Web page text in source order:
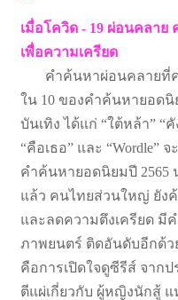
เมื่อโควิด - 19 ผ่อนคลา
เพื่อความเครียด
คำค้นหาผ่อนคลายที่คน
ใน 10 ของคำค้นหายอดนิ
บันเทิง ได้แก่ “ใต้หล้า” “
“คือเธอ” และ “Wordle”
คำค้นหายอดนิยมปี 2565
แล้ว คนไทยส่วนใหญ่ ยัง
และลดความตึงเครียด มี
ภาพยนตร์ ติดอันดับอีกด้
คือการเปิดใจดูซีรีส์ จากป
ตีแผ่เกี่ยวกับ ผู้หญิงนักสู้ แ